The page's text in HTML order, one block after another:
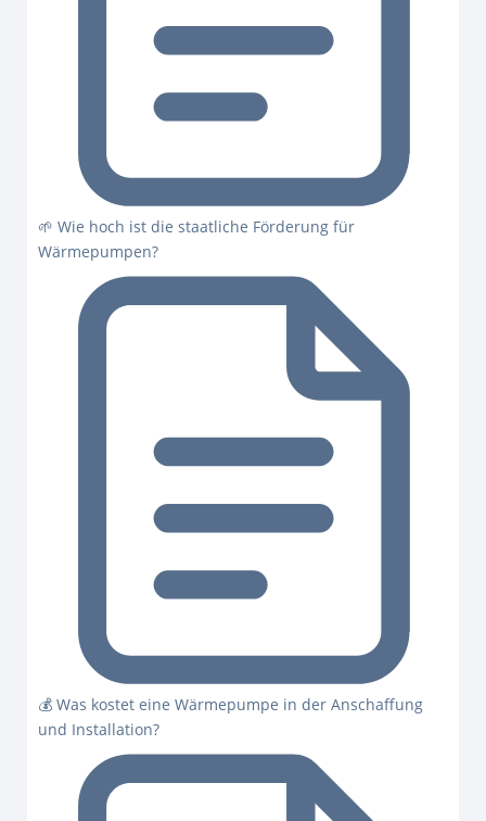
🌱 Wie hoch ist die staatliche Förderung für
Wärmepumpen?
💰 Was kostet eine Wärmepumpe in der Anschaffung
und Installation?